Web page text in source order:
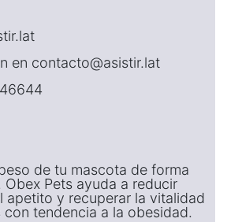
en contacto@asistir.lat
de tu mascota de forma
Pets ayuda a reducir
apetito y recuperar la vitalidad
tendencia a la obesidad.